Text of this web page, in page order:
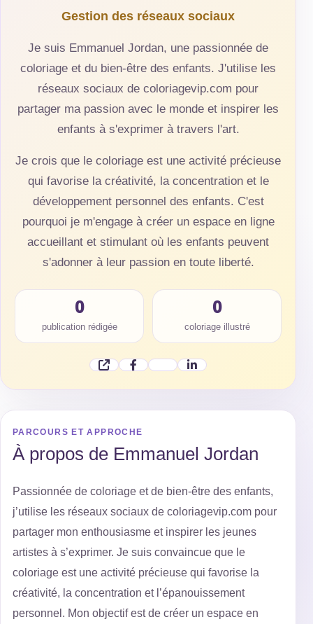
Gestion des réseaux sociaux
Je suis Emmanuel Jordan, une passionnée de
coloriage et du bien-être des enfants. J'utilise les
réseaux sociaux de coloriagevip.com pour
partager ma passion avec le monde et inspirer les
enfants à s'exprimer à travers l'art.
Je crois que le coloriage est une activité précieuse
qui favorise la créativité, la concentration et le
développement personnel des enfants. C'est
pourquoi je m'engage à créer un espace en ligne
accueillant et stimulant où les enfants peuvent
s'adonner à leur passion en toute liberté.
0
publication rédigée
0
coloriage illustré
PARCOURS ET APPROCHE
À propos de Emmanuel Jordan
Passionnée de coloriage et de bien-être des enfants,
j’utilise les réseaux sociaux de coloriagevip.com pour
partager mon enthousiasme et inspirer les jeunes
artistes à s’exprimer. Je suis convaincue que le
coloriage est une activité précieuse qui favorise la
créativité, la concentration et l’épanouissement
personnel. Mon objectif est de créer un espace en